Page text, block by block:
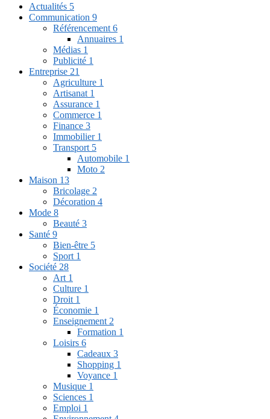
Actualités 5
Communication 9
Référencement 6
Annuaires 1
Médias 1
Publicité 1
Entreprise 21
Agriculture 1
Artisanat 1
Assurance 1
Commerce 1
Finance 3
Immobilier 1
Transport 5
Automobile 1
Moto 2
Maison 13
Bricolage 2
Décoration 4
Mode 8
Beauté 3
Santé 9
Bien-être 5
Sport 1
Société 28
Art 1
Culture 1
Droit 1
Économie 1
Enseignement 2
Formation 1
Loisirs 6
Cadeaux 3
Shopping 1
Voyance 1
Musique 1
Sciences 1
Emploi 1